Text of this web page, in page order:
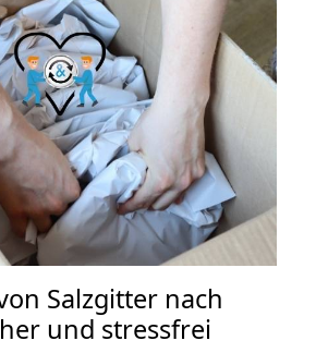
Salzgitter nach
und stressfrei